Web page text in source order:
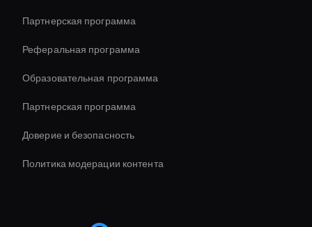
Партнерская программа
Реферальная программа
Образовательная программа
Партнерская программа
Доверие и безопасность
Политика модерации контента